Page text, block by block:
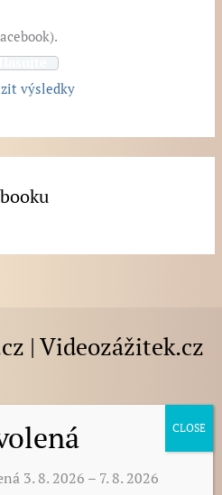
výsledky
| Videozážitek.cz
darek.cz
3. 8. 2026 – 7. 8. 2026